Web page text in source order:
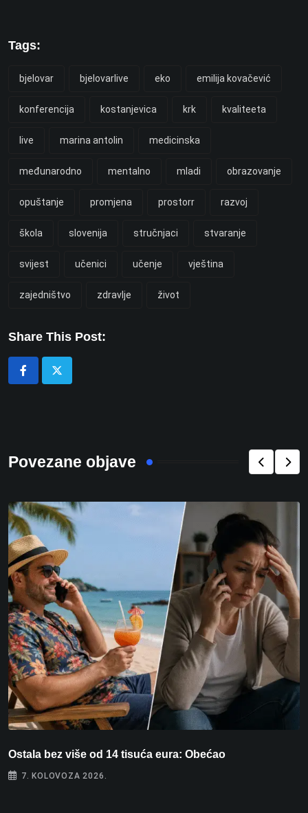
Tags:
bjelovar bjelovarlive eko emilija kovačević
konferencija kostanjevica krk kvaliteeta
live marina antolin medicinska
međunarodno mentalno mladi obrazovanje
opuštanje promjena prostorr razvoj
škola slovenija stručnjaci stvaranje
svijest učenici učenje vještina
zajedništvo zdravlje život
Share This Post:
Povezane objave
Ostala bez više od 14 tisuća eura: Obećao
7. KOLOVOZA 2026.